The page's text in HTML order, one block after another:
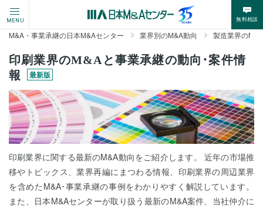
MENU 無料相談
M&A・事業承継の日本M&Aセンター 業界別のM&A動向 製造業界のM&A
印刷業界のM&Aと事業承継の動向･案件情
報
最新版
印刷業界に関する最新のM&A動向をご紹介します。 近年の市場推
移やトピックス、業界再編にまつわる情報、印刷業界の周辺業界
を含めたM&A･事業承継の事例をわかりやすく解説しています。
また、日本M&Aセンターが取り扱う最新のM&A案件、当社仲介に